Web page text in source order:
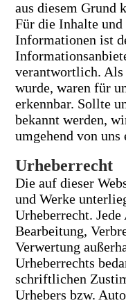
aus diesem Grund
Für die Inhalte
Informationen ist
verantwortlich. Als
wurde, waren für
erkennbar. Sollte
bekannt werden,
umgehend von uns
Urheberrecht
Die auf dieser
und Werke
Urheberrecht.
Bearbeitung,
Verwertung
Urheberrechts
schriftlichen
Urhebers bzw.